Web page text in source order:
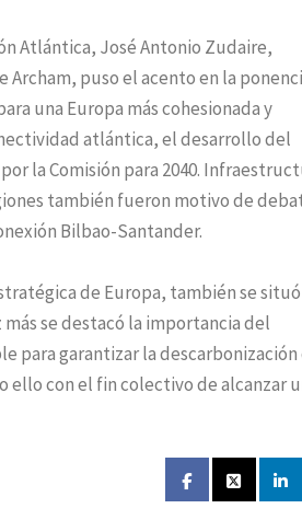
Atlántica, José Antonio Zudaire,
puso el acento en la
una Europa más cohesionada y
atlántica, el desarrollo del
la Comisión para 2040.
también fueron motivo de
Bilbao-Santander.
de Europa, también se
se destacó la importancia del
para garantizar la descarbonización
con el fin colectivo de alcanzar